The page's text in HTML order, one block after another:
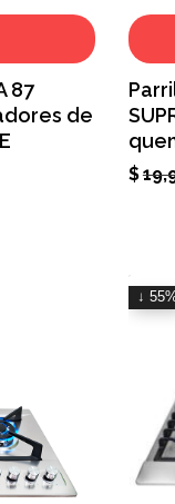
87
de
$
↓